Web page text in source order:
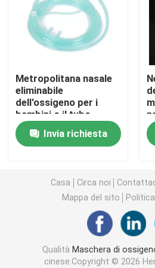
Maschera di ossigeno portatile
Siringa sterile eliminabile
Insieme di trasfusione di
Catetere rivestito di silicone
Fasciatura vestirsi chirurgico
Gauze Cotton Swab
Metropolitana nasale
eliminabile
dell'ossigeno per i
bambini o il tubo
flessibile dell'ossigeno
degli adultiInvia richiesta
Casa Circa noi
Mappa del sito
Qualità Maschera di
cinese.Copyright © 2026